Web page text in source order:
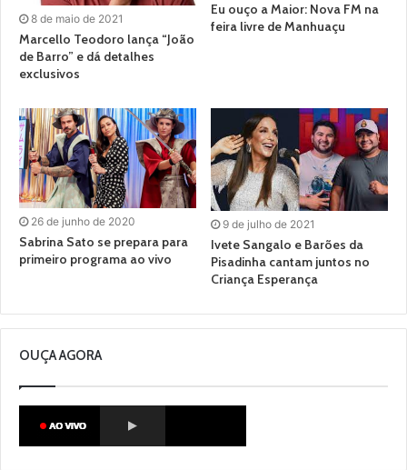
8 de maio de 2021
Marcello Teodoro lança “João
de Barro” e dá detalhes
exclusivos
Eu ouço a Maior: Nova FM na
feira livre de Manhuaçu
26 de junho de 2020
Sabrina Sato se prepara para
primeiro programa ao vivo
9 de julho de 2021
Ivete Sangalo e Barões da
Pisadinha cantam juntos no
Criança Esperança
OUÇA AGORA